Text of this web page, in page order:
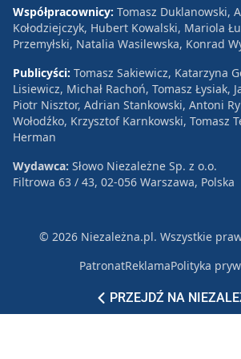
PRZEJDŹ NA
Współpracownicy: Tomasz Duklanowski,
Kołodziejczyk, Hubert Kowalski, Mariola
Przemyłski, Natalia Wasilewska, Konrad
Publicyści: Tomasz Sakiewicz, Katarzyna
Lisiewicz, Michał Rachoń, Tomasz Łysiak,
Piotr Nisztor, Adrian Stankowski, Antoni
Wołodźko, Krzysztof Karnkowski, Tomasz
Herman
Wydawca: Słowo Niezależne Sp. z o.o.
Filtrowa 63 / 43, 02-056 Warszawa, Polska
© 2026 Niezależna.pl. Wszystkie
PatronatReklamaPolityka